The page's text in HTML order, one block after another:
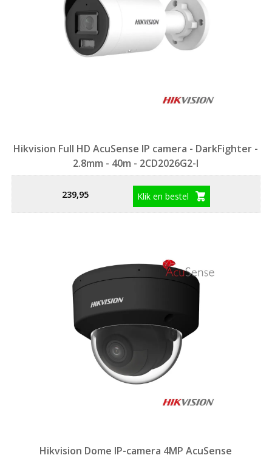
Hikvision Full HD AcuSense IP camera - DarkFighter -
2.8mm - 40m - 2CD2026G2-I
239,95 Klik en bestel
Hikvision Dome IP-camera 4MP AcuSense